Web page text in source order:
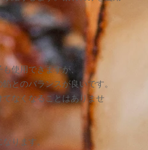
使用できますが、
とのバランスが良いです。
てなくなることはありませ
ります。